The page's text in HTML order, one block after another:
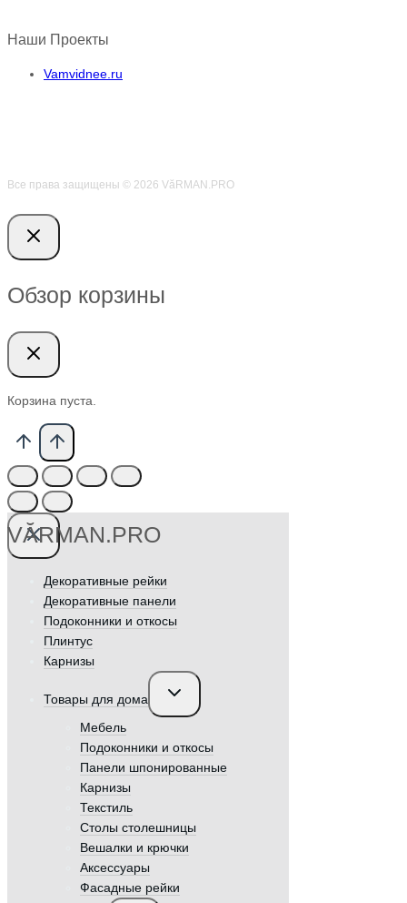
Наши Проекты
Vamvidnee.ru
Все права защищены © 2026 VӑRMAN.PRO
Обзор корзины
Корзина пуста.
VӐRMAN.PRO
Декоративные рейки
Декоративные панели
Подоконники и откосы
Плинтус
Карнизы
Товары для дома
Переключить
дочернее
Мебель
Подоконники и откосы
Панели шпонированные
Карнизы
Текстиль
Столы столешницы
Вешалки и крючки
Аксессуары
Фасадные рейки